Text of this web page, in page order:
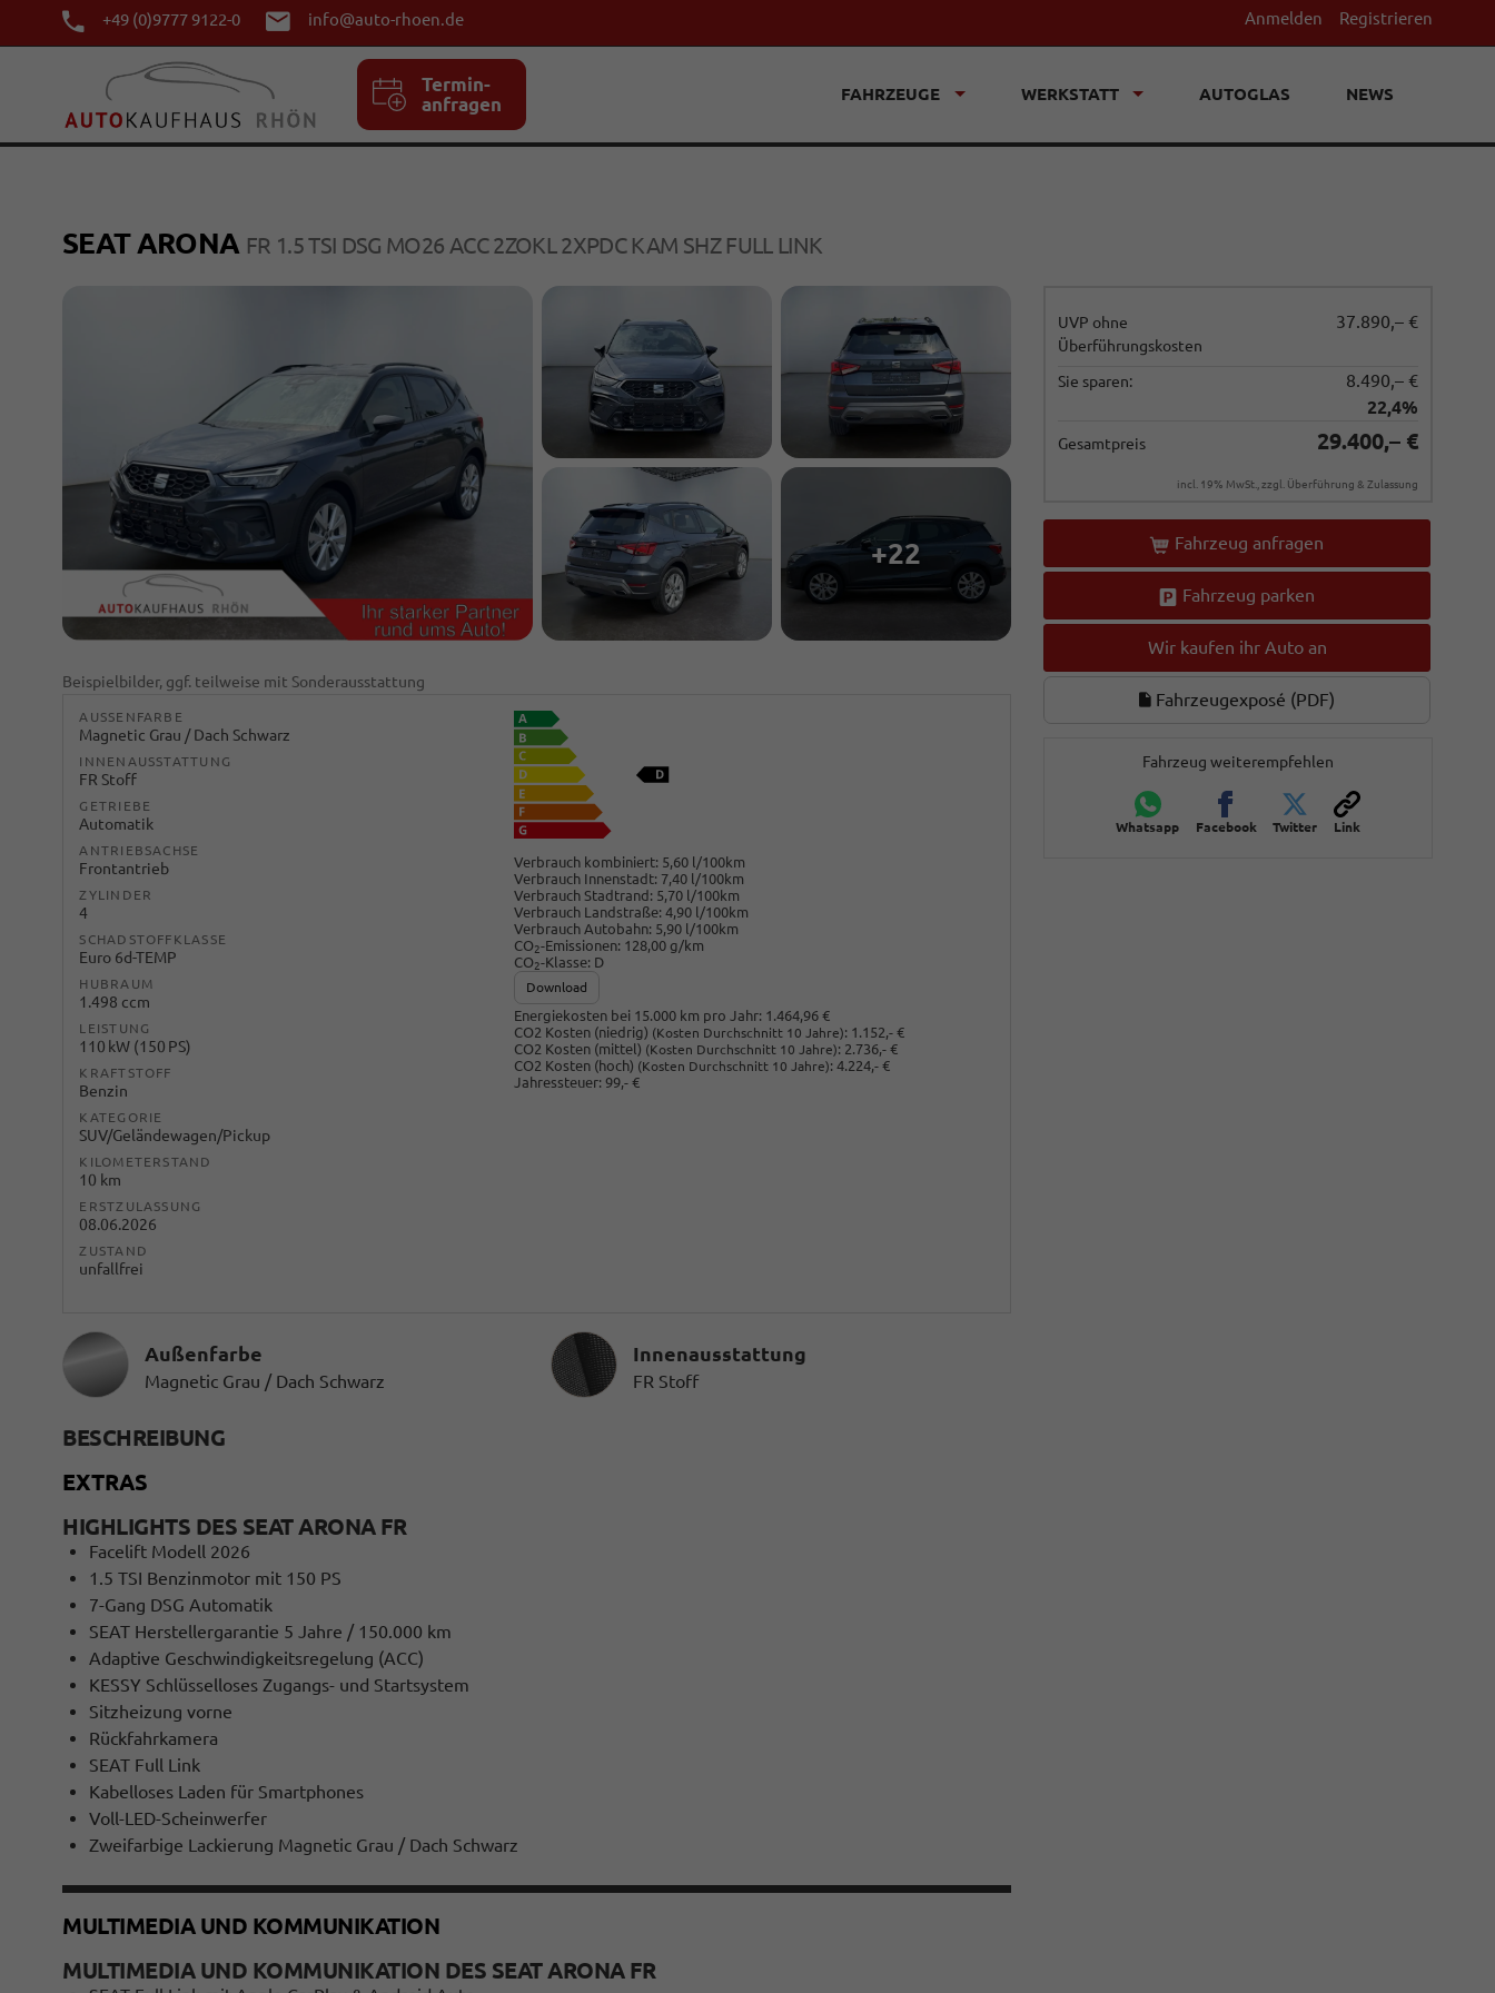
+49 (0)9777 9122-0 info@auto-rhoen.de Anmelden Registrieren
Termin-
anfragen
FAHRZEUGE WERKSTATT AUTOGLAS NEWS
SEAT ARONA FR 1.5 TSI DSG MO26 ACC 2ZOKL 2XPDC KAM SHZ FULL LINK
UVP ohne
Überführungskosten
37.890,– €
Sie sparen:
8.490,– €
22,4%
Gesamtpreis 29.400,– €
incl. 19% MwSt., zzgl. Überführung & Zulassung
Fahrzeug anfragen
Fahrzeug parken
Wir kaufen ihr Auto an
Fahrzeugexposé (PDF)
Fahrzeug weiterempfehlen
Whatsapp Facebook Twitter Link
+22
Beispielbilder, ggf. teilweise mit Sonderausstattung
AUSSENFARBE
Magnetic Grau / Dach Schwarz
INNENAUSSTATTUNG
FR Stoff
GETRIEBE
Automatik
ANTRIEBSACHSE
Frontantrieb
ZYLINDER
4
SCHADSTOFFKLASSE
Euro 6d-TEMP
HUBRAUM
1.498 ccm
LEISTUNG
110 kW (150 PS)
KRAFTSTOFF
Benzin
KATEGORIE
SUV/Geländewagen/Pickup
KILOMETERSTAND
10 km
ERSTZULASSUNG
08.06.2026
ZUSTAND
unfallfrei
Verbrauch kombiniert: 5,60 l/100km
Verbrauch Innenstadt: 7,40 l/100km
Verbrauch Stadtrand: 5,70 l/100km
Verbrauch Landstraße: 4,90 l/100km
Verbrauch Autobahn: 5,90 l/100km
CO2-Emissionen: 128,00 g/km
CO2-Klasse: D
Download
Energiekosten bei 15.000 km pro Jahr: 1.464,96 €
CO2 Kosten (niedrig) (Kosten Durchschnitt 10 Jahre): 1.152,- €
CO2 Kosten (mittel) (Kosten Durchschnitt 10 Jahre): 2.736,- €
CO2 Kosten (hoch) (Kosten Durchschnitt 10 Jahre): 4.224,- €
Jahressteuer: 99,- €
Außenfarbe
Magnetic Grau / Dach Schwarz
InnenausstattungInnenausstattung
FR Stoff
BESCHREIBUNG
EXTRAS
HIGHLIGHTS DES SEAT ARONA FR
Facelift Modell 2026
1.5 TSI Benzinmotor mit 150 PS
7-Gang DSG Automatik
SEAT Herstellergarantie 5 Jahre / 150.000 km
Adaptive Geschwindigkeitsregelung (ACC)
KESSY Schlüsselloses Zugangs- und Startsystem
Sitzheizung vorne
Rückfahrkamera
SEAT Full Link
Kabelloses Laden für Smartphones
Voll-LED-Scheinwerfer
Zweifarbige Lackierung Magnetic Grau / Dach Schwarz
MULTIMEDIA UND KOMMUNIKATION
MULTIMEDIA UND KOMMUNIKATION DES SEAT ARONA FR